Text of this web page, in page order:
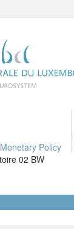
Monetary Policy